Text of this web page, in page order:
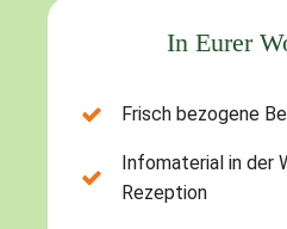
In Eurer
Frisch bezogene
Infomaterial in der
Rezeption